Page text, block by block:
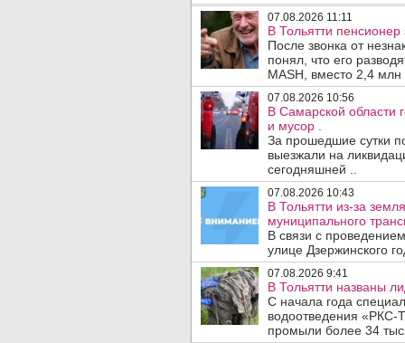
07.08.2026 11:11
В Тольятти
После звонка от
понял, что его
MASH, вместо 2,4 млн
07.08.2026 10:56
В Самарской области
и мусор .
За прошедшие сутки
выезжали на
сегодняшней ..
07.08.2026 10:43
В Тольятти из-за
муниципального
В связи с
улице Дзержинского
07.08.2026 9:41
В Тольятти названы
С начала года
водоотведения «РКС-
промыли более 34